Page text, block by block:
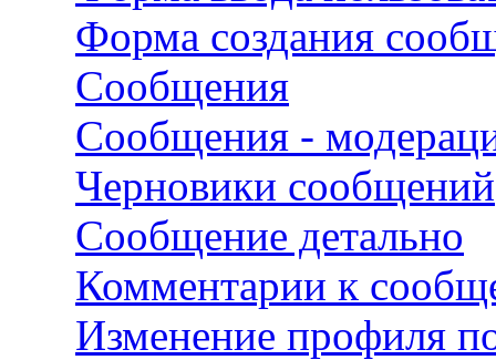
Форма создания
Сообщения
Сообщения -
Черновики сообщений
Сообщение детально
Комментарии к
Изменение профиля